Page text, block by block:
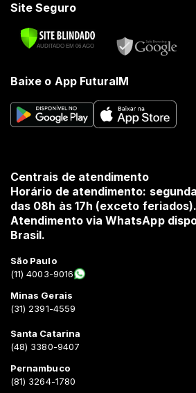
Site Seguro
Baixe o App FuturaIM
Centrais de atendimento
Horário de atendimento:
das 08h às 17h (exceto feriados).
Atendimento via WhatsApp
Brasil.
São Paulo
(11) 4003-9016
Minas Gerais
(31) 2391-4559
Santa Catarina
(48) 3380-9407
Pernambuco
(81) 3264-1780